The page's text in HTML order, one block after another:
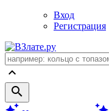
Вход
Регистрация
keyboard_arrow_up
search